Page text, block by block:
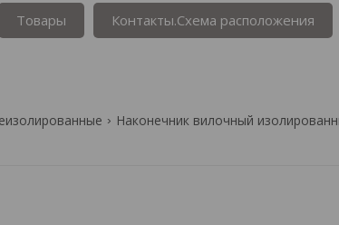
Товары Контакты.Сxема расположения
Наконечник вилочный